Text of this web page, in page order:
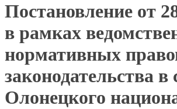
Постановление от
в рамках
нормативных
законодательства
Олонецкого